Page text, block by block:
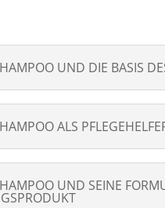
UND DIE BASIS
ALS
UND SEINE